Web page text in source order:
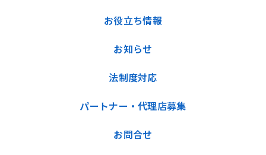
お役立ち情報
お知らせ
法制度対応
パートナー・代理店募集
お問合せ